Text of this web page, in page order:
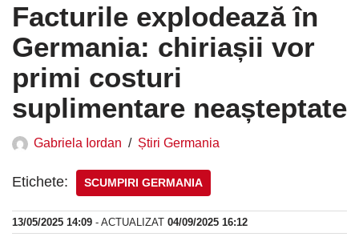
Facturile explodează în
Germania: chiriașii vor
primi costuri
suplimentare neașteptate
Gabriela Iordan Știri Germania
Etichete: SCUMPIRI GERMANIA
13/05/2025 14:09 - ACTUALIZAT 04/09/2025 16:12